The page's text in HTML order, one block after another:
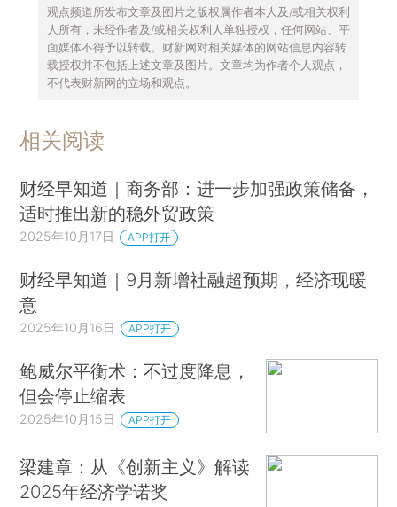
观点频道所发布文章及图片之版权属作者本人及/或相关权利
人所有，未经作者及/或相关权利人单独授权，任何网站、平
面媒体不得予以转载。财新网对相关媒体的网站信息内容转
载授权并不包括上述文章及图片。文章均为作者个人观点，
不代表财新网的立场和观点。
相关阅读
财经早知道｜商务部：进一步加强政策储备，
适时推出新的稳外贸政策
2025年10月17日 APP打开
财经早知道｜9月新增社融超预期，经济现暖
意
2025年10月16日 APP打开
鲍威尔平衡术：不过度降息，
但会停止缩表
2025年10月15日 APP打开
梁建章：从《创新主义》解读
2025年经济学诺奖